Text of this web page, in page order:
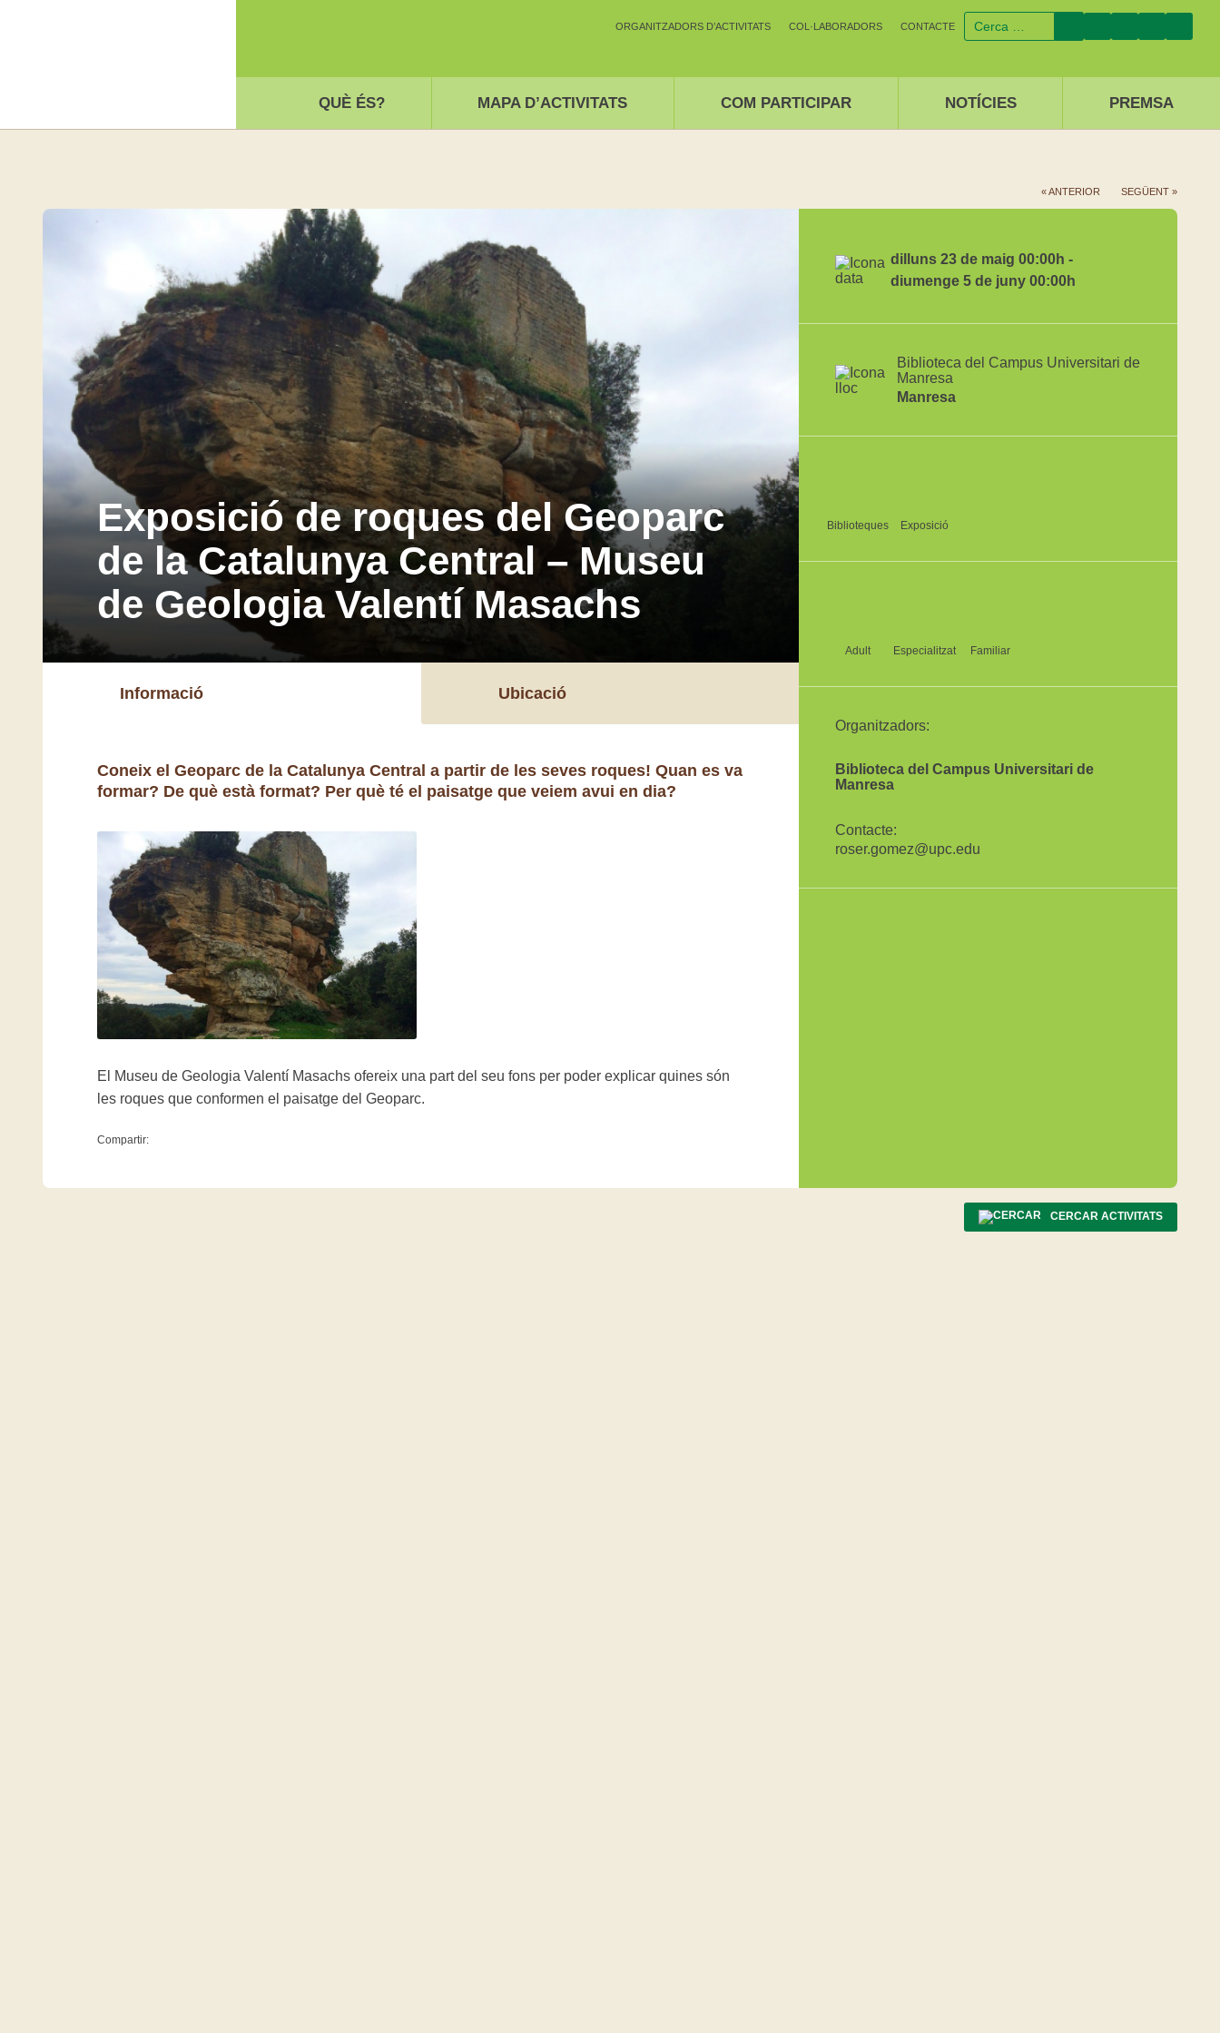
ORGANITZADORS D’ACTIVITATS COL·LABORADORS CONTACTE
QUÈ ÉS? MAPA D’ACTIVITATS COM PARTICIPAR NOTÍCIES PREMSA
« ANTERIOR SEGÜENT »
Exposició de roques del Geoparc
de la Catalunya Central – Museu
de Geologia Valentí Masachs
Informació Ubicació
Coneix el Geoparc de la Catalunya Central a partir de les seves roques! Quan es va
formar? De què està format? Per què té el paisatge que veiem avui en dia?
El Museu de Geologia Valentí Masachs ofereix una part del seu fons per poder explicar quines són
les roques que conformen el paisatge del Geoparc.
Compartir:
dilluns 23 de maig 00:00h -
diumenge 5 de juny 00:00h
Biblioteca del Campus Universitari de
Manresa
Manresa
Biblioteques Exposició
Adult Especialitzat Familiar
Organitzadors:
Biblioteca del Campus Universitari de
Manresa
Contacte:
roser.gomez@upc.edu
CERCAR ACTIVITATS